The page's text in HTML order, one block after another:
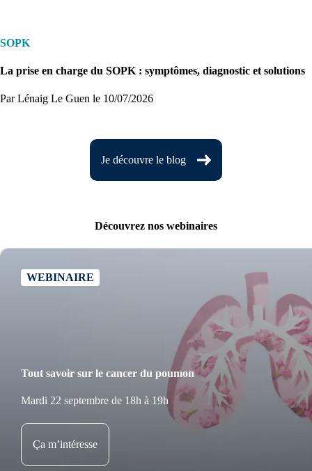
SOPK
La prise en charge du SOPK : symptômes, diagnostic et solutions
Par Lénaig Le Guen le 10/07/2026
Je découvre le blog
Découvrez nos webinaires
WEBINAIRE
Tout savoir sur le cancer du poumon
Mardi 22 septembre de 18h à 19h
Ça m’intéresse